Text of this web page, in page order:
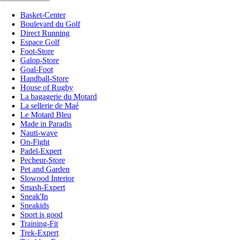
Basket-Center
Boulevard du Golf
Direct Running
Espace Golf
Foot-Store
Galop-Store
Goal-Foot
Handball-Store
House of Rugby
La bagagerie du Motard
La sellerie de Maé
Le Motard Bleu
Made in Paradis
Nauti-wave
On-Fight
Padel-Expert
Pecheur-Store
Pet and Garden
Slowood Interior
Smash-Expert
Sneak'In
Sneakids
Sport is good
Training-Fit
Trek-Expert